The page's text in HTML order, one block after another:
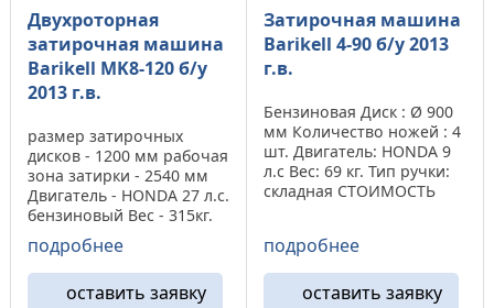
Двухроторная
затирочная машина
Barikell МK8-120 б/у
2013 г.в.
размер затирочных
дисков - 1200 мм рабочая
зона затирки - 2540 мм
Двигатель - HONDA 27 л.с.
бензиновый Вес - 315кг.
Стартер - электрический
ЦЕНА 8 000 ...
подробнее
оставить заявку
Затирочная машина
Barikell 4-90 б/у 2013
г.в.
Бензиновая Диск : Ø 900
мм Количество ножей : 4
шт. Двигатель: HONDA 9
л.с Вес: 69 кг. Тип ручки:
складная СТОИМОСТЬ
подробнее
оставить заявку